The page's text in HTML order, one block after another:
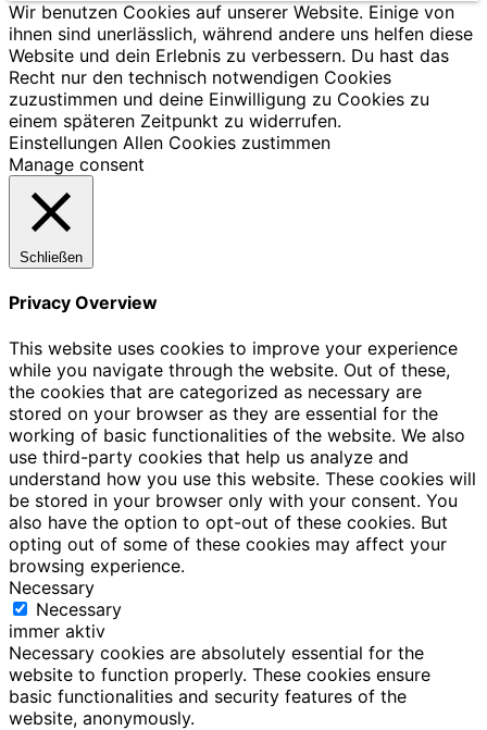
Wir benutzen Cookies auf unserer Website. Einige von
ihnen sind unerlässlich, während andere uns helfen diese
Website und dein Erlebnis zu verbessern. Du hast das
Recht nur den technisch notwendigen Cookies
zuzustimmen und deine Einwilligung zu Cookies zu
einem späteren Zeitpunkt zu widerrufen.
Einstellungen Allen Cookies zustimmen
Manage consent
Schließen
Privacy Overview
This website uses cookies to improve your experience
while you navigate through the website. Out of these,
the cookies that are categorized as necessary are
stored on your browser as they are essential for the
working of basic functionalities of the website. We also
use third-party cookies that help us analyze and
understand how you use this website. These cookies will
be stored in your browser only with your consent. You
also have the option to opt-out of these cookies. But
opting out of some of these cookies may affect your
browsing experience.
Necessary
Necessary
immer aktiv
Necessary cookies are absolutely essential for the
website to function properly. These cookies ensure
basic functionalities and security features of the
website, anonymously.